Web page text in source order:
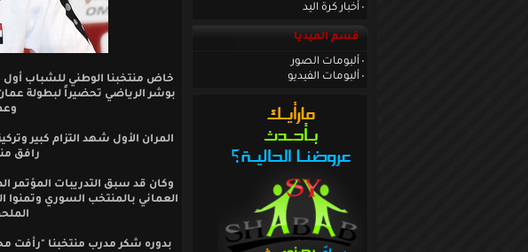
أخبار كرة اليد
قسم الميديا
ألبومات الصور
ألبومات الفيديو
خاض منتخبنا الوطني للشباب
بوشر الرياضي تحضيراً لبطولة
المران الأول شهد التزام كبير
رافق
وكان قد سبق التدريبات المؤتمر
العماني بالمنتخب السوري وتمنوا
بدوره شكر مدرب منتخبنا "رأفت